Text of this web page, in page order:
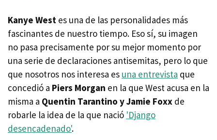
Kanye West es una de las personalidades más
fascinantes de nuestro tiempo. Eso sí, su imagen
no pasa precisamente por su mejor momento por
una serie de declaraciones antisemitas, pero lo que
que nosotros nos interesa es una entrevista que
concedió a Piers Morgan en la que West acusa en la
misma a Quentin Tarantino y Jamie Foxx de
robarle la idea de la que nació 'Django
desencadenado'.